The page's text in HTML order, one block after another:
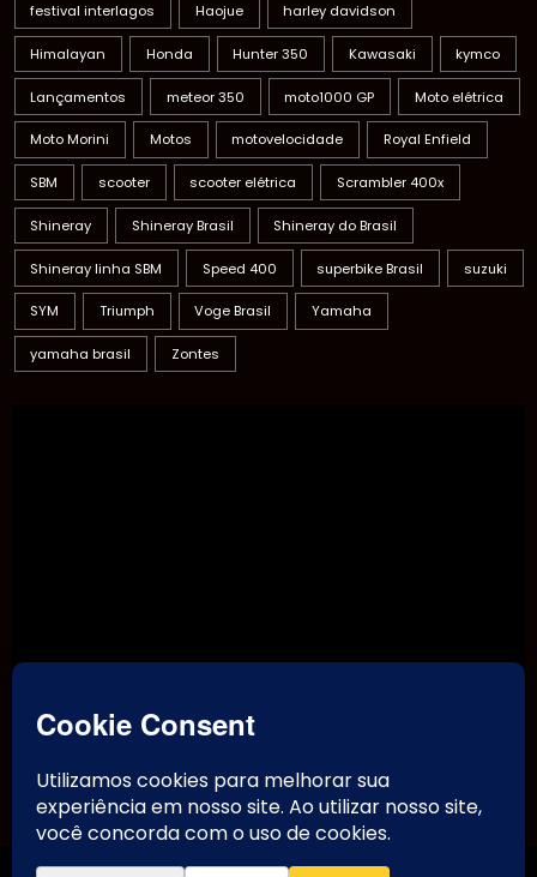
festival interlagos Haojue harley davidson
Himalayan Honda Hunter 350 Kawasaki kymco
Lançamentos meteor 350 moto1000 GP Moto elétrica
Moto Morini Motos motovelocidade Royal Enfield
SBM scooter scooter elétrica Scrambler 400x
Shineray Shineray Brasil Shineray do Brasil
Shineray linha SBM Speed 400 superbike Brasil suzuki
SYM Triumph Voge Brasil Yamaha
yamaha brasil Zontes